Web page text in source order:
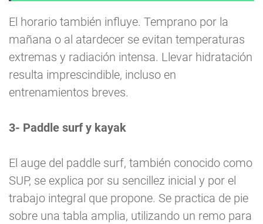
El horario también influye. Temprano por la
mañana o al atardecer se evitan temperaturas
extremas y radiación intensa. Llevar hidratación
resulta imprescindible, incluso en
entrenamientos breves.
3- Paddle surf y kayak
El auge del paddle surf, también conocido como
SUP, se explica por su sencillez inicial y por el
trabajo integral que propone. Se practica de pie
sobre una tabla amplia, utilizando un remo para